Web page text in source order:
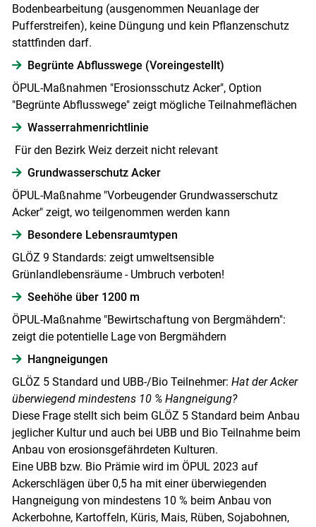
Bodenbearbeitung (ausgenommen Neuanlage der
Pufferstreifen), keine Düngung und kein Pflanzenschutz
stattfinden darf.
Begrünte Abflusswege (Voreingestellt)
ÖPUL-Maßnahmen "Erosionsschutz Acker", Option
"Begrünte Abflusswege" zeigt mögliche Teilnahmeflächen
Wasserrahmenrichtlinie
Für den Bezirk Weiz derzeit nicht relevant
Grundwasserschutz Acker
ÖPUL-Maßnahme "Vorbeugender Grundwasserschutz
Acker" zeigt, wo teilgenommen werden kann
Besondere Lebensraumtypen
GLÖZ 9 Standards: zeigt umweltsensible
Grünlandlebensräume - Umbruch verboten!
Seehöhe über 1200 m
ÖPUL-Maßnahme "Bewirtschaftung von Bergmähdern":
zeigt die potentielle Lage von Bergmähdern
Hangneigungen
GLÖZ 5 Standard und UBB-/Bio Teilnehmer: Hat der Acker
überwiegend mindestens 10 % Hangneigung?
Diese Frage stellt sich beim GLÖZ 5 Standard beim Anbau
jeglicher Kultur und auch bei UBB und Bio Teilnahme beim
Anbau von erosionsgefährdeten Kulturen.
Eine UBB bzw. Bio Prämie wird im ÖPUL 2023 auf
Ackerschlägen über 0,5 ha mit einer überwiegenden
Hangneigung von mindestens 10 % beim Anbau von
Ackerbohne, Kartoffeln, Küris, Mais, Rüben, Sojabohnen,